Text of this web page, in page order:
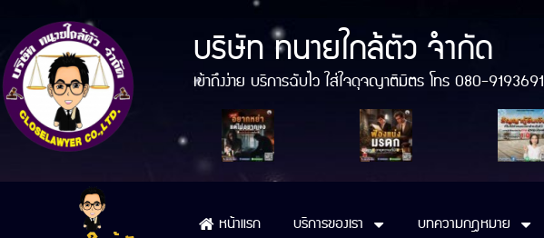
บริษัท ทนายใกล้ตัว จำกัด
เข้าถึงง่าย บริการฉับไว ใส่ใจดุจญาติมิตร โทร 080-9193691
หน้าแรก บริการของเรา บทความกฎหมาย